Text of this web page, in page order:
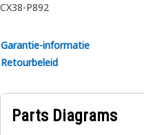
lager wordt gebruikt om
het aandraaimoment
CX38-P892
Garantie-informatie
Retourbeleid
Parts Diagrams